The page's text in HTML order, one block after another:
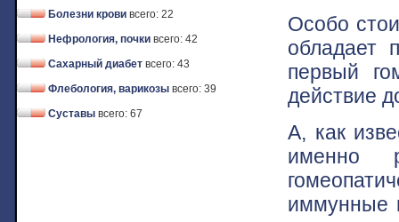
Болезни крови всего: 22
Нефрология, почки всего: 42
Сахарный диабет всего: 43
Флебология, варикозы всего: 39
Суставы всего: 67
Особо
обладает
первый
действие
А, как
именно
иммунные